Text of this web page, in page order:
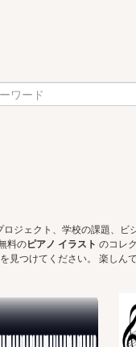
ジェクト、学校の課題、
料のピアノ イラスト のコレ
見つけてください。 楽しん